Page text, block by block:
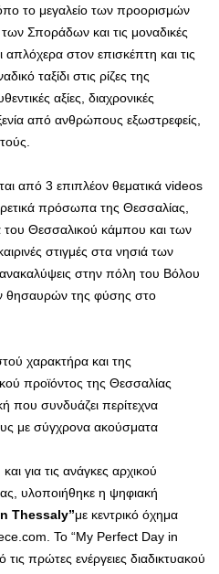
το μεγαλείο των προορισμών
Σποράδων και τις μοναδικές
στον επισκέπτη και τις
ταξίδι στις ρίζες της
αξίες, διαχρονικές
από ανθρώπους εξωστρεφείς,
από 3 επιπλέον θεματικά videos
πρόσωπα της Θεσσαλίας,
Θεσσαλικού κάμπου και των
στιγμές στα νησιά των
στην πόλη του Βόλου
θησαυρών της φύσης στο
χαρακτήρα και της
προϊόντος της Θεσσαλίας
που συνδυάζει περίτεχνα
με σύγχρονα ακούσματα
για τις ανάγκες αρχικού
υλοποιήθηκε η ψηφιακή
Thessaly”με κεντρικό όχημα
Το “My Perfect Day in
πρώτες ενέργειες διαδικτυακού